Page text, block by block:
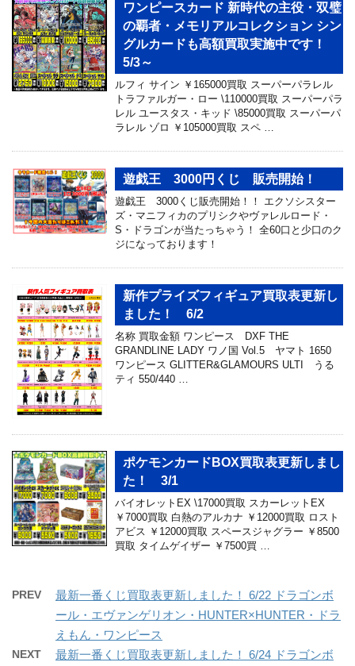
ワンピースカード 新時代の主役・双璧
の覇者・メモリアルコレクション シン
グルカードも高額買取実施中です！
5/3～
ルフィ サイン ￥165000買取 スーパーパラレル
トラファルガー・ロー \110000買取 スーパーパラ
レル ユースタス・キッド \85000買取 スーパーパ
ラレル ゾロ ￥105000買取 スペ …
遊戯王 3000円くじ 販売開始！
遊戯王 3000くじ販売開始！！ エクソシスター
ズ・マニフィカのプリシクやヴァレルロード・
S・ドラゴンが当たっちゃう！ 全60口と少口のク
ジになっております！
新作プライズフィギュア買取表更新し
ました！ 6/2
名称 買取金額 ワンピース DXF THE
GRANDLINE LADY ワノ国 Vol.5 ヤマト 1650
ワンピース GLITTER&GLAMOURS ULTI うる
ティ 550/440 …
ポケモンカードBOX買取表更新しまし
た！ 3/1
バイオレットEX \17000買取 スカーレットEX
￥7000買取 白熱のアルカナ ￥12000買取 ロスト
アビス ￥12000買取 スペースジャグラー ￥8500
買取 タイムゲイザー ￥7500買 …
PREV
最新一番くじ買取表更新しました！ 6/22 ドラゴンボ
ール・エヴァンゲリオン・HUNTER×HUNTER・ドラ
えもん・ワンピース
NEXT 最新一番くじ買取表更新しました！ 6/24 ドラゴンボ